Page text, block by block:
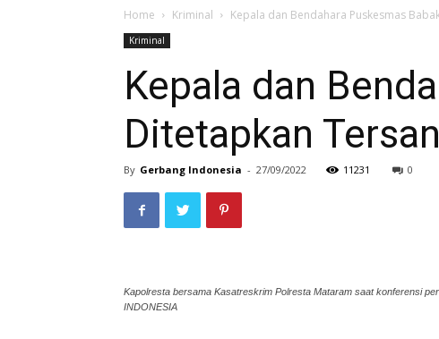
Home Kriminal Kepala dan Bendahara Puskesmas
Kriminal
Kepala dan
Ditetapkan
By Gerbang Indonesia - 27/09/2022 11231 0
Kapolresta bersama Kasatreskrim Polresta Mataram saat konferensi
INDONESIA